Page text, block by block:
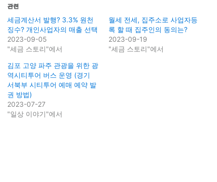
관련
세금계산서 발행? 3.3% 원천
징수? 개인사업자의 매출 선택
2023-09-05
"세금 스토리"에서
월세 전세, 집주소로 사업자등
록 할 때 집주인의 동의는?
2023-09-19
"세금 스토리"에서
김포 고양 파주 관광을 위한 광
역시티투어 버스 운영 (경기
서북부 시티투어 예매 예약 발
권 방법)
2023-07-27
"일상 이야기"에서